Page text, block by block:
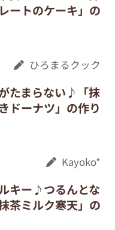
ートのケーキ」の
ひろまるクック
たまらない♪「抹
ドーナツ」の作り
Kayoko*
キー♪つるんとな
茶ミルク寒天」の